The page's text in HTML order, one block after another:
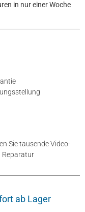
in nur einer Woche
Sie tausende Video-
Reparatur
ab Lager